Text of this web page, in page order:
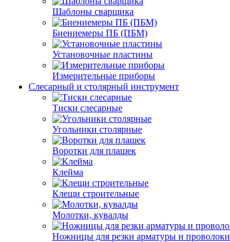
Шаблоны сварщика
Биениемеры ПБ (ПБМ)
Установочные пластины
Измерительные приборы
Слесарный и столярный инструмент
Тиски слесарные
Угольники столярные
Воротки для плашек
Клейма
Клещи строительные
Молотки, кувалды
Ножницы для резки арматуры и проволоки